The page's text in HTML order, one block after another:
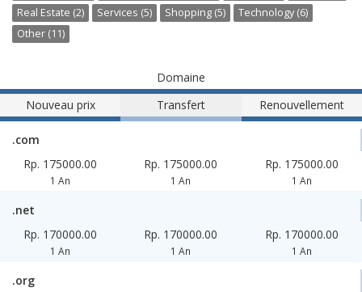
Real Estate (2)
Services (5) Shopping (5)
Technology (6)
Other (11)
Domaine
Nouveau prix
Transfert Renouvellement
.com
Rp. 175000.00
1 An
Rp. 175000.00
1 An
Rp. 175000.00
1 An
.net
Rp. 170000.00
1 An
Rp. 170000.00
1 An
Rp. 170000.00
1 An
.org